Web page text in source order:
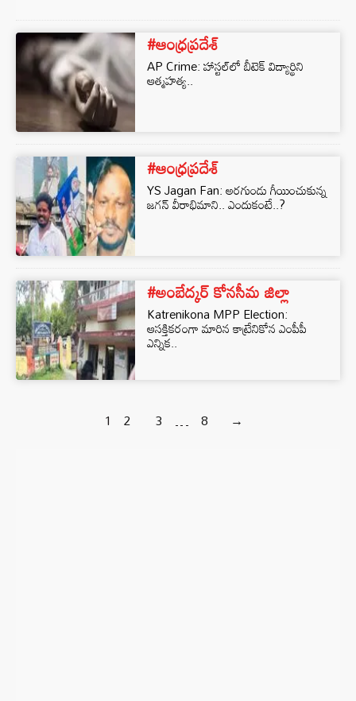
#ఆంధ్రప్రదేశ్
AP Crime: హాస్టల్‌లో బీటెక్‌ విద్యార్థిని
ఆత్మహత్య..
#ఆంధ్రప్రదేశ్
YS Jagan Fan: అరగుండు గీయించుకున్న
జగన్‌ వీరాభిమాని.. ఎందుకంటే..?
#అంబేద్కర్ కోనసీమ జిల్లా
Katrenikona MPP Election:
ఆసక్తికరంగా మారిన కాట్రేనికోన ఎంపీపీ
ఎన్నిక..
1 2 3 … 8 →